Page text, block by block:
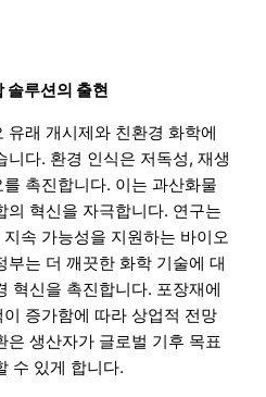
솔루션의 출현
유래 개시제와 친환경 화학에
다. 환경 인식은 저독성, 재생
촉진합니다. 이는 과산화물
의 혁신을 자극합니다. 연구는
속 가능성을 지원하는 바이오
는 더 깨끗한 화학 기술에 대
혁신을 촉진합니다. 포장재에
증가함에 따라 상업적 전망
은 생산자가 글로벌 기후 목표
수 있게 합니다.